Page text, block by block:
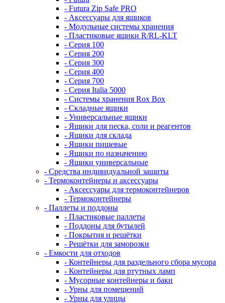
- Futura Zip Safe PRO
- Аксессуары для ящиков
- Модульные системы хранения
- Пластиковые ящики R/RL-KLT
- Серия 100
- Серия 200
- Серия 300
- Серия 400
- Серия 700
- Серия Italia 5000
- Системы хранения Rox Box
- Складные ящики
- Универсальные ящики
- Ящики для песка, соли и реагентов
- Ящики для склада
- Ящики пищевые
- Ящики по назначению
- Ящики универсальные
- Средства индивидуальной защиты
- Термоконтейнеры и аксессуары
- Аксессуары для термоконтейнеров
- Термоконтейнеры
- Паллеты и поддоны
- Пластиковые паллеты
- Поддоны для бутылей
- Покрытия и решётки
- Решётки для заморозки
- Емкости для отходов
- Контейнеры для раздельного сбора мусора
- Контейнеры для ртутных ламп
- Мусорные контейнеры и баки
- Урны для помещений
- Урны для улицы